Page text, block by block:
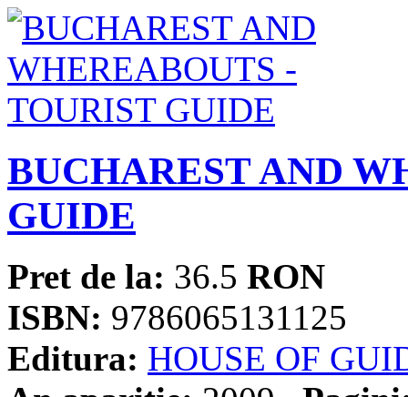
BUCHAREST AND
GUIDE
Pret de la: 36.5 RON
ISBN: 9786065131125
Editura: HOUSE OF